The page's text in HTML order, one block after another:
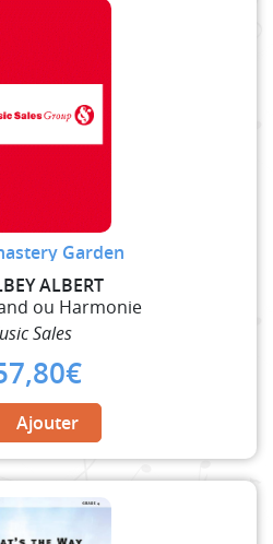
Garden
ALBERT
ou Harmonie
Sales
€
Ajouter